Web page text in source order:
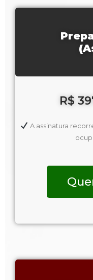
R$
A assinatura